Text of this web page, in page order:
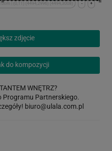
+
-
| (0,11) (4494,2996) (4494,3008)
zdjęcie
do kompozycji
WNĘTRZ?
Programu Partnerskiego.
biuro@ulala.com.pl